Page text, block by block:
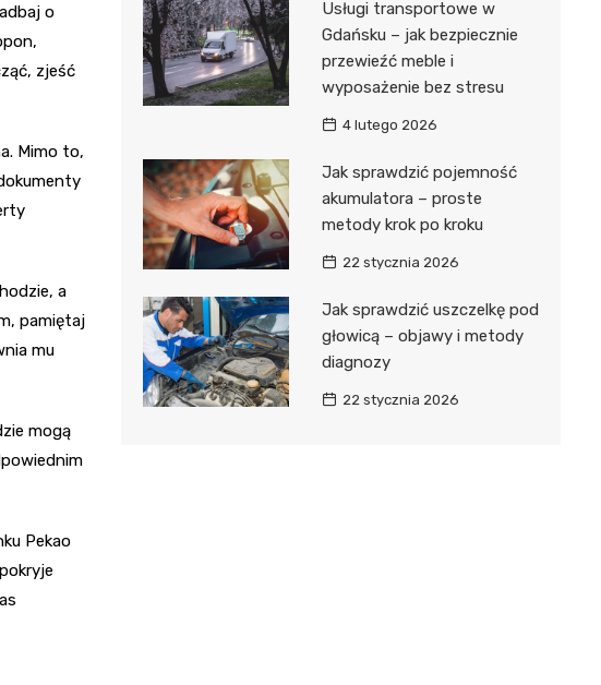
o
zjeść
Mimo to,
a
pamiętaj
mu
mogą
Pekao
Usługi transportowe w
Gdańsku – jak bezpiecznie
przewieźć meble i
wyposażenie bez stresu
4 lutego 2026
Jak sprawdzić pojemność
akumulatora – proste
metody krok po kroku
22 stycznia 2026
Jak sprawdzić uszczelkę pod
głowicą – objawy i metody
diagnozy
22 stycznia 2026